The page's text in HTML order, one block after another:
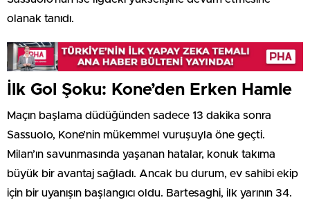
olanak tanıdı.
İlk Gol Şoku: Kone’den Erken Hamle
Maçın başlama düdüğünden sadece 13 dakika sonra
Sassuolo, Kone’nin mükemmel vuruşuyla öne geçti.
Milan’ın savunmasında yaşanan hatalar, konuk takıma
büyük bir avantaj sağladı. Ancak bu durum, ev sahibi ekip
için bir uyanışın başlangıcı oldu. Bartesaghi, ilk yarının 34.